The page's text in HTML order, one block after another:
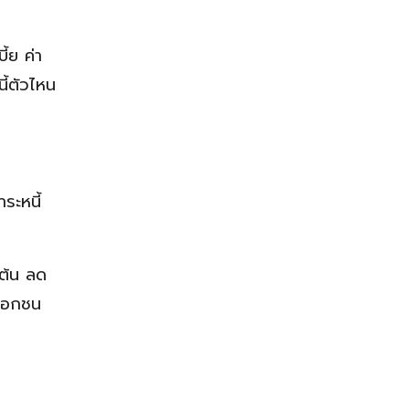
ย ค่า
ตัวไหน
ะหนี้
น ลด
กชน